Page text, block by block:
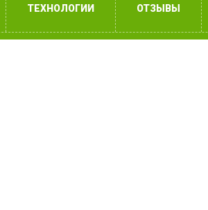
ТЕХНОЛОГИИ ОТЗЫВЫ